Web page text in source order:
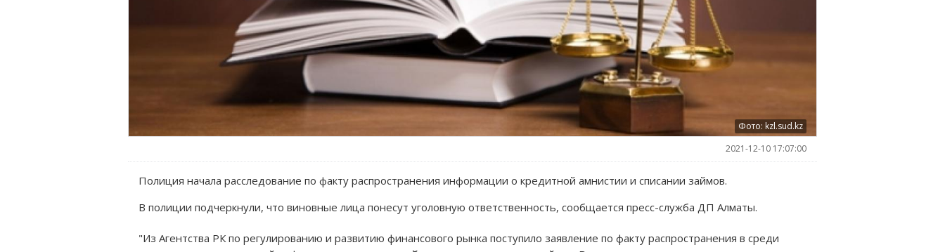
Фото: kzl.sud.kz
2021-12-10 17:07:00
Полиция начала расследование по факту распространения информации о кредитной амнистии и списании займов.
В полиции подчеркнули, что виновные лица понесут уголовную ответственность, сообщается пресс-служба ДП Алматы.
"Из Агентства РК по регулированию и развитию финансового рынка поступило заявление по факту распространения в среди